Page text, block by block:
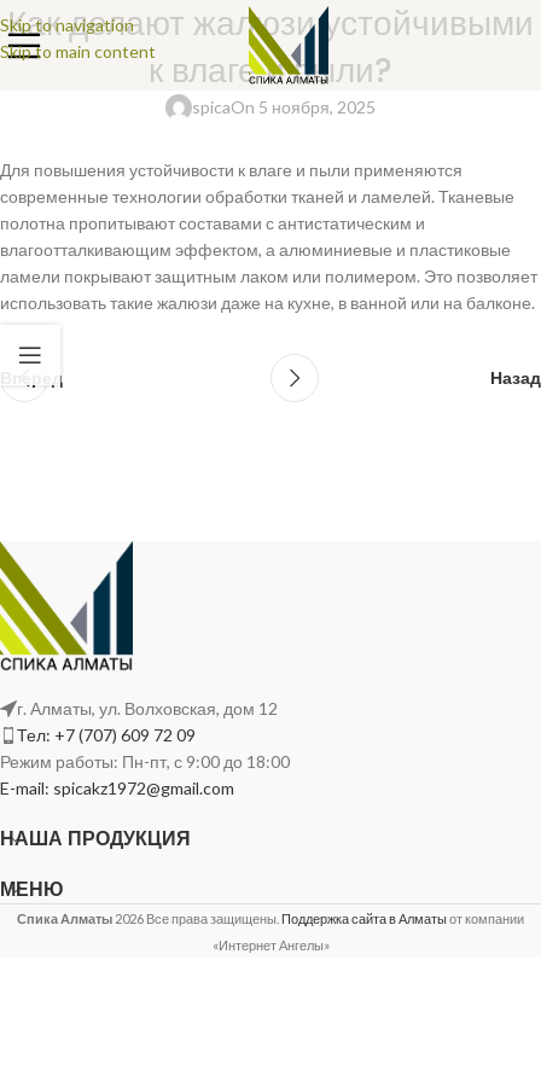
Skip to navigation
Skip to main content
Как делают жалюзи устойчивыми
к влаге и пыли?
spicaOn 5 ноября, 2025
Для повышения устойчивости к влаге и пыли применяются
современные технологии обработки тканей и ламелей. Тканевые
полотна пропитывают составами с антистатическим и
влагоотталкивающим эффектом, а алюминиевые и пластиковые
ламели покрывают защитным лаком или полимером. Это позволяет
использовать такие жалюзи даже на кухне, в ванной или на балконе.
Вперед Назад
г. Алматы, ул. Волховская, дом 12
Тел: +7 (707) 609 72 09
Режим работы: Пн-пт, с 9:00 до 18:00
E-mail: spicakz1972@gmail.com
НАША ПРОДУКЦИЯ
МЕНЮ
Спика Алматы 2026 Все права защищены. Поддержка сайта в Алматыот компании
«Интернет Ангелы»